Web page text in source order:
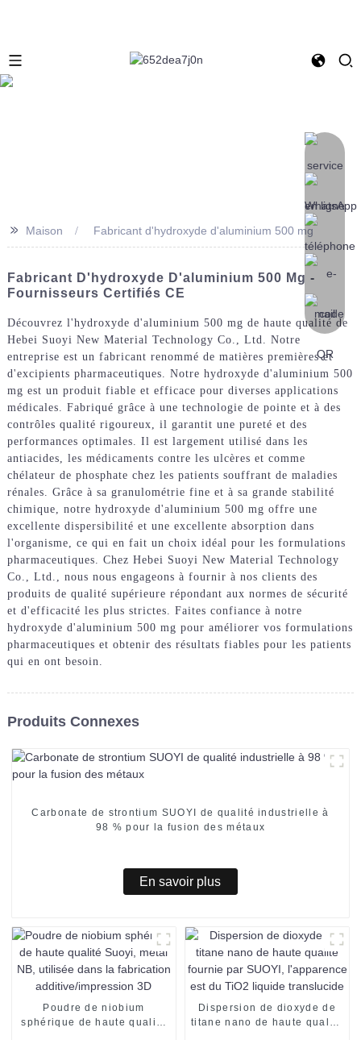
>> Maison Fabricant d'hydroxyde d'aluminium 500 mg
Fabricant D'hydroxyde D'aluminium 500 Mg -
Fournisseurs Certifiés CE
Découvrez l'hydroxyde d'aluminium 500 mg de haute qualité de
Hebei Suoyi New Material Technology Co., Ltd. Notre
entreprise est un fabricant renommé de matières premières et
d'excipients pharmaceutiques. Notre hydroxyde d'aluminium 500
mg est un produit fiable et efficace pour diverses applications
médicales. Fabriqué grâce à une technologie de pointe et à des
contrôles qualité rigoureux, il garantit une pureté et des
performances optimales. Il est largement utilisé dans les
antiacides, les médicaments contre les ulcères et comme
chélateur de phosphate chez les patients souffrant de maladies
rénales. Grâce à sa granulométrie fine et à sa grande stabilité
chimique, notre hydroxyde d'aluminium 500 mg offre une
excellente dispersibilité et une excellente absorption dans
l'organisme, ce qui en fait un choix idéal pour les formulations
pharmaceutiques. Chez Hebei Suoyi New Material Technology
Co., Ltd., nous nous engageons à fournir à nos clients des
produits de qualité supérieure répondant aux normes de sécurité
et d'efficacité les plus strictes. Faites confiance à notre
hydroxyde d'aluminium 500 mg pour améliorer vos formulations
pharmaceutiques et obtenir des résultats fiables pour les patients
qui en ont besoin.
Produits Connexes
Carbonate de strontium SUOYI de qualité industrielle à
98 % pour la fusion des métaux
En savoir plus
Poudre de niobium
sphérique de haute qualité
Dispersion de dioxyde de
titane nano de haute qualité